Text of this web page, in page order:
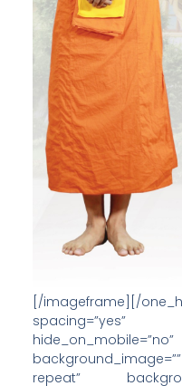
[/imageframe][/
spacing=”yes”
repeat”